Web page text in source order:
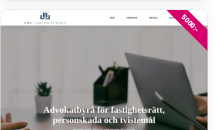
5000:-